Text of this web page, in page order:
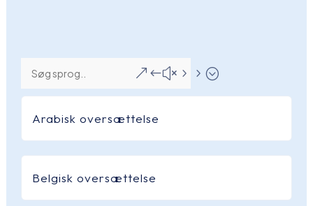
&#x55;
Arabisk oversættelse
Belgisk oversættelse